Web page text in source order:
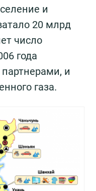
и
20 млрд
число
года
и
газа.